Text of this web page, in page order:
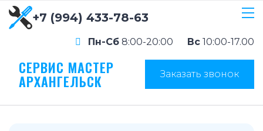
+7 (994) 433-78-63
Пн-Сб 8:00-20:00 Вс 10:00-17.00
СЕРВИС МАСТЕР
АРХАНГЕЛЬСК Заказать звонок